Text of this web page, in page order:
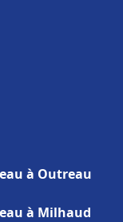
à Outreau
à Milhaud